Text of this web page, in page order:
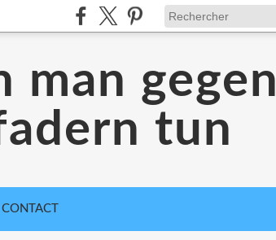
man gegen
tun
CONTACT